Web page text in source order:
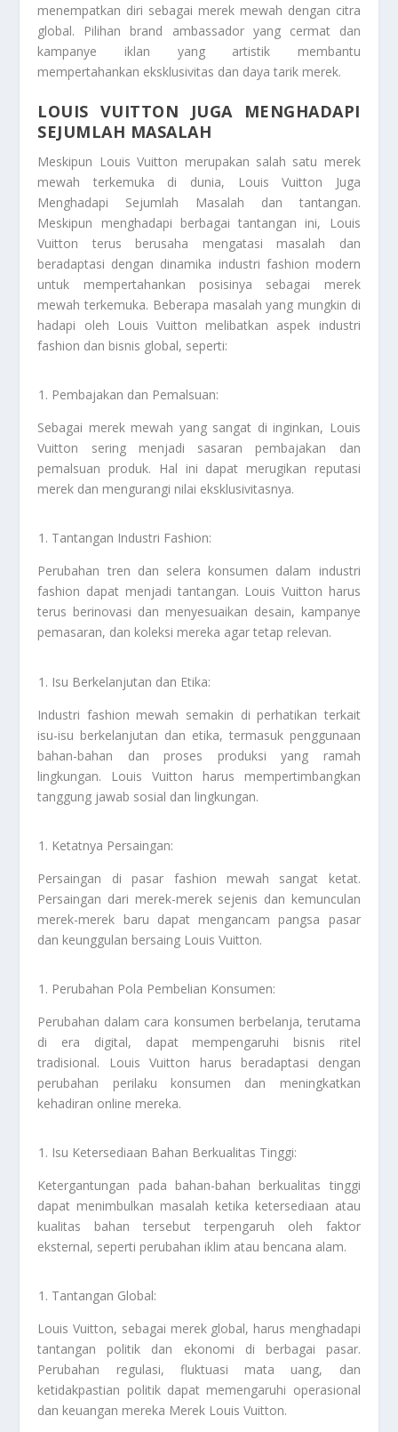
menempatkan diri sebagai merek mewah dengan citra
global. Pilihan brand ambassador yang cermat dan
kampanye iklan yang artistik membantu
mempertahankan eksklusivitas dan daya tarik merek.
LOUIS VUITTON JUGA MENGHADAPI
SEJUMLAH MASALAH
Meskipun Louis Vuitton merupakan salah satu merek
mewah terkemuka di dunia,
Louis Vuitton Juga
Menghadapi Sejumlah Masalah dan tantangan.
Meskipun menghadapi berbagai tantangan ini, Louis
Vuitton terus berusaha mengatasi masalah dan
beradaptasi dengan dinamika industri fashion modern
untuk mempertahankan posisinya sebagai merek
mewah terkemuka. Beberapa masalah yang mungkin di
hadapi oleh Louis Vuitton melibatkan aspek industri
fashion dan bisnis global, seperti:
Pembajakan dan Pemalsuan:
Sebagai merek mewah yang sangat di inginkan, Louis
Vuitton sering menjadi sasaran pembajakan dan
pemalsuan produk. Hal ini dapat merugikan reputasi
merek dan mengurangi nilai eksklusivitasnya.
Tantangan Industri Fashion:
Perubahan tren dan selera konsumen dalam industri
fashion dapat menjadi tantangan. Louis Vuitton harus
terus berinovasi dan menyesuaikan desain, kampanye
pemasaran, dan koleksi mereka agar tetap relevan.
Isu Berkelanjutan dan Etika:
Industri fashion mewah semakin di perhatikan terkait
isu-isu berkelanjutan dan etika, termasuk penggunaan
bahan-bahan dan proses produksi yang ramah
lingkungan. Louis Vuitton harus mempertimbangkan
tanggung jawab sosial dan lingkungan.
Ketatnya Persaingan:
Persaingan di pasar fashion mewah sangat ketat.
Persaingan dari merek-merek sejenis dan kemunculan
merek-merek baru dapat mengancam pangsa pasar
dan keunggulan bersaing Louis Vuitton.
Perubahan Pola Pembelian Konsumen:
Perubahan dalam cara konsumen berbelanja, terutama
di era digital, dapat mempengaruhi bisnis ritel
tradisional. Louis Vuitton harus beradaptasi dengan
perubahan perilaku konsumen dan meningkatkan
kehadiran online mereka.
Isu Ketersediaan Bahan Berkualitas Tinggi:
Ketergantungan pada bahan-bahan berkualitas tinggi
dapat menimbulkan masalah ketika ketersediaan atau
kualitas bahan tersebut terpengaruh oleh faktor
eksternal, seperti perubahan iklim atau bencana alam.
Tantangan Global:
Louis Vuitton, sebagai merek global, harus menghadapi
tantangan politik dan ekonomi di berbagai pasar.
Perubahan regulasi, fluktuasi mata uang, dan
ketidakpastian politik dapat memengaruhi operasional
dan keuangan mereka Merek Louis Vuitton.